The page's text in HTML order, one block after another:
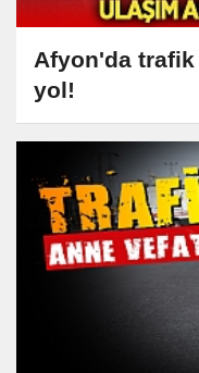
Afyon'da
yol!